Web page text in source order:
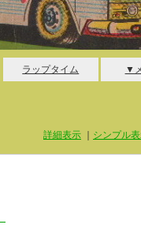
ラップタイム ▼
詳細表示 シンプル